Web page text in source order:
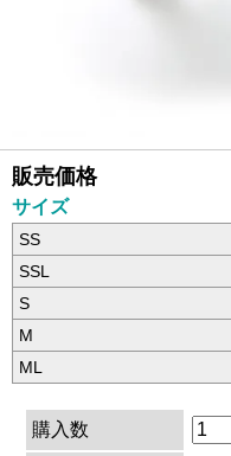
販売価格
サイズ
SS
SSL
S
M
ML
購入数